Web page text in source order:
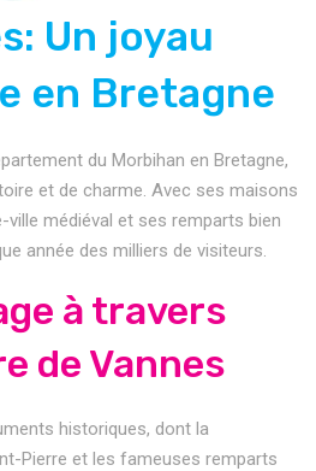
Un joyau
en Bretagne
du Morbihan en Bretagne,
et de charme. Avec ses maisons
médiéval et ses remparts bien
année des milliers de visiteurs.
à travers
de Vannes
historiques, dont la
Pierre et les fameuses remparts